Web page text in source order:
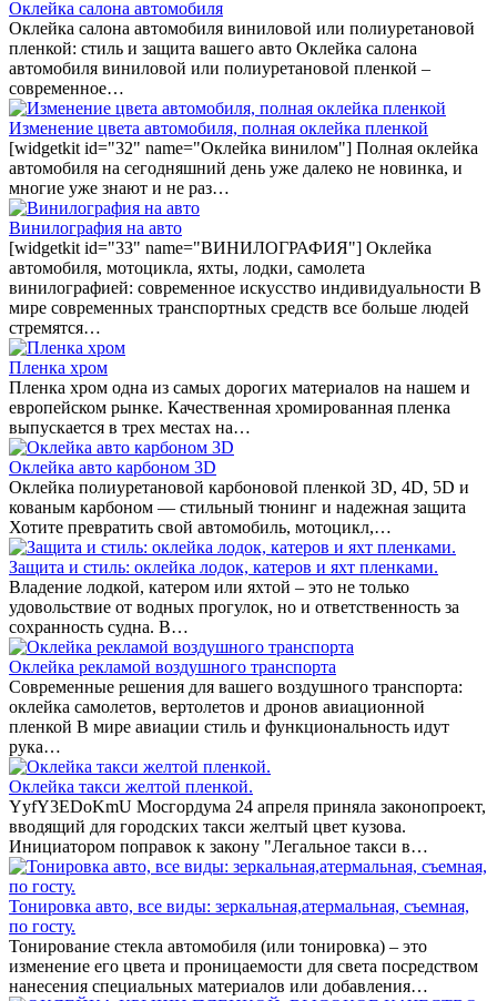
Оклейка салона автомобиля
Оклейка салона автомобиля виниловой или полиуретановой
пленкой: стиль и защита вашего авто Оклейка салона
автомобиля виниловой или полиуретановой пленкой –
современное…
Изменение цвета автомобиля, полная оклейка пленкой
[widgetkit id="32" name="Оклейка винилом"] Полная оклейка
автомобиля на сегодняшний день уже далеко не новинка, и
многие уже знают и не раз…
Винилография на авто
[widgetkit id="33" name="ВИНИЛОГРАФИЯ"] Оклейка
автомобиля, мотоцикла, яхты, лодки, самолета
винилографией: современное искусство индивидуальности В
мире современных транспортных средств все больше людей
стремятся…
Пленка хром
Пленка хром одна из самых дорогих материалов на нашем и
европейском рынке. Качественная хромированная пленка
выпускается в трех местах на…
Оклейка авто карбоном 3D
Оклейка полиуретановой карбоновой пленкой 3D, 4D, 5D и
кованым карбоном — стильный тюнинг и надежная защита
Хотите превратить свой автомобиль, мотоцикл,…
Защита и стиль: оклейка лодок, катеров и яхт пленками.
Владение лодкой, катером или яхтой – это не только
удовольствие от водных прогулок, но и ответственность за
сохранность судна. В…
Оклейка рекламой воздушного транспорта
Современные решения для вашего воздушного транспорта:
оклейка самолетов, вертолетов и дронов авиационной
пленкой В мире авиации стиль и функциональность идут
рука…
Оклейка такси желтой пленкой.
YyfY3EDoKmU Мосгордума 24 апреля приняла законопроект,
вводящий для городских такси желтый цвет кузова.
Инициатором поправок к закону "Легальное такси в…
Тонировка авто, все виды: зеркальная,атермальная, съемная,
по госту.
Тонирование стекла автомобиля (или тонировка) – это
изменение его цвета и проницаемости для света посредством
нанесения специальных материалов или добавления…